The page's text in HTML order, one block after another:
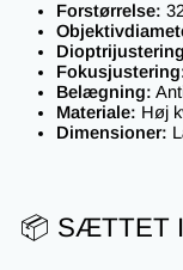
Forstørrelse:
Belægning:
Materiale: Høj
Dimensioner:
📦 SÆTTET